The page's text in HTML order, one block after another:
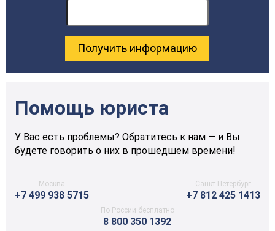
Помощь юриста
У Вас есть проблемы? Обратитесь к нам — и Вы
будете говорить о них в прошедшем времени!
Москва
+7 499 938 5715
Санкт-Петербург
+7 812 425 1413
По России бесплатно
8 800 350 1392